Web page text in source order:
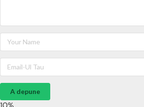
A depune